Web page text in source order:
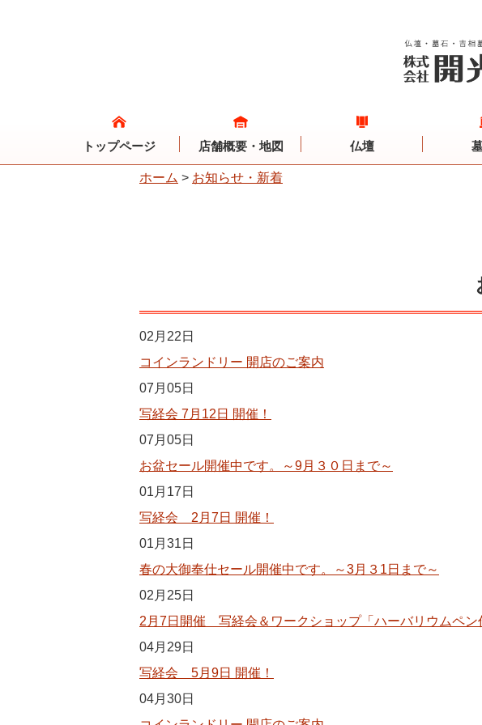
トップページ 店舗概要・地図 仏壇
ホーム > お知らせ・新着
02月22日
コインランドリー 開店のご案内
07月05日
写経会 7月12日 開催！
07月05日
お盆セール開催中です。～9月３０日まで～
01月17日
写経会 2月7日 開催！
01月31日
春の大御奉仕セール開催中です。～3月３1日まで～
02月25日
2月7日開催 写経会＆ワークショップ「ハーバリウムペン
04月29日
写経会 5月9日 開催！
04月30日